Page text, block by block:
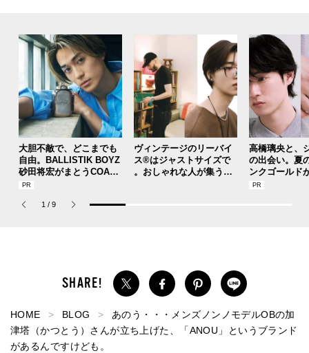
大胆不敵で、どこまでも
自由。BALLISTIK BOYZ
砂田将宏がまとうCOACH
の新作フレグランス「コ
パルファム」
ヴィンテージのリーバイ
ス®はジャストサイズで
。おしゃれな人が集う「
高橋璃央と、
の出会い。夏
ンクゴールド
SUMMER
1 / 9
HOME BLOG
あのう・・・メンズノンノモデルOBの加
津塔（かつとう）さんが立ち上げた、「ANOU」というブランド
があるんですけども。